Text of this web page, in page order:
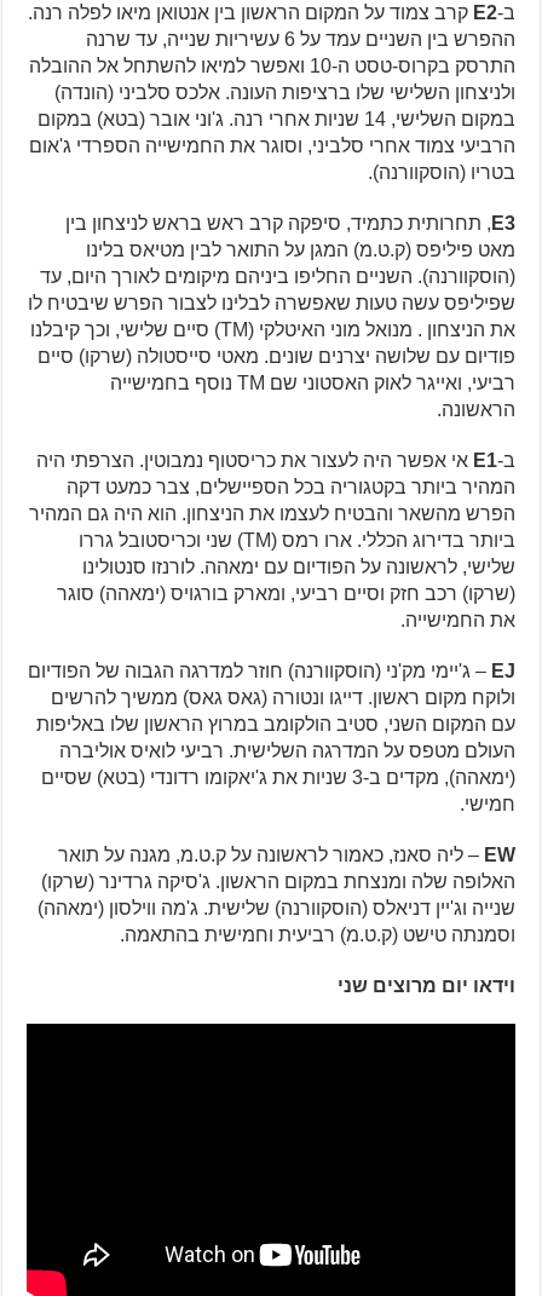
ב-E2 קרב צמוד על המקום הראשון בין אנטואן מיאו לפלה רנה.
ההפרש בין השניים עמד על 6 עשיריות שנייה, עד שרנה
התרסק בקרוס-טסט ה-10 ואפשר למיאו להשתחל אל ההובלה
ולניצחון השלישי שלו ברציפות העונה. אלכס סלביני (הונדה)
במקום השלישי, 14 שניות אחרי רנה. ג'וני אובר (בטא) במקום
הרביעי צמוד אחרי סלביני, וסוגר את החמישייה הספרדי ג'אום
בטריו (הוסקוורנה).
E3 , תחרותית כתמיד, סיפקה קרב ראש בראש לניצחון בין
מאט פיליפס (ק.ט.מ) המגן על התואר לבין מטיאס בלינו
(הוסקוורנה). השניים החליפו ביניהם מיקומים לאורך היום, עד
שפיליפס עשה טעות שאפשרה לבלינו לצבור הפרש שיבטיח לו
את הניצחון . מנואל מוני האיטלקי (TM) סיים שלישי, וכך קיבלנו
פודיום עם שלושה יצרנים שונים. מאטי סייסטולה (שרקו) סיים
רביעי, ואייגר לאוק האסטוני שם TM נוסף בחמישייה
הראשונה.
ב-E1 אי אפשר היה לעצור את כריסטוף נמבוטין. הצרפתי היה
המהיר ביותר בקטגוריה בכל הספיישלים, צבר כמעט דקה
הפרש מהשאר והבטיח לעצמו את הניצחון. הוא היה גם המהיר
ביותר בדירוג הכללי. ארו רמס (TM) שני וכריסטובל גררו
שלישי, לראשונה על הפודיום עם ימאהה. לורנזו סנטולינו
(שרקו) רכב חזק וסיים רביעי, ומארק בורגויס (ימאהה) סוגר
את החמישייה.
EJ – ג'יימי מק'ני (הוסקוורנה) חוזר למדרגה הגבוה של הפודיום
ולוקח מקום ראשון. דייגו ונטורה (גאס גאס) ממשיך להרשים
עם המקום השני, סטיב הולקומב במרוץ הראשון שלו באליפות
העולם מטפס על המדרגה השלישית. רביעי לואיס אוליברה
(ימאהה), מקדים ב-3 שניות את ג'יאקומו רדונדי (בטא) שסיים
חמישי.
EW – ליה סאנז, כאמור לראשונה על ק.ט.מ, מגנה על תואר
האלופה שלה ומנצחת במקום הראשון. ג'סיקה גרדינר (שרקו)
שנייה וג'יין דניאלס (הוסקוורנה) שלישית. ג'מה ווילסון (ימאהה)
וסמנתה טישט (ק.ט.מ) רביעית וחמישית בהתאמה.
וידאו יום מרוצים שני